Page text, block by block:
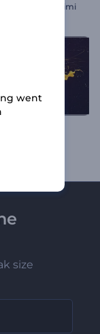
Logo Gösterimi
size
went